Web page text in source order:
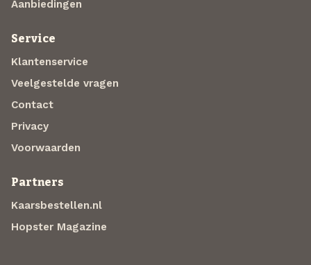
Aanbiedingen
Service
Klantenservice
Veelgestelde vragen
Contact
Privacy
Voorwaarden
Partners
Kaarsbestellen.nl
Hopster Magazine